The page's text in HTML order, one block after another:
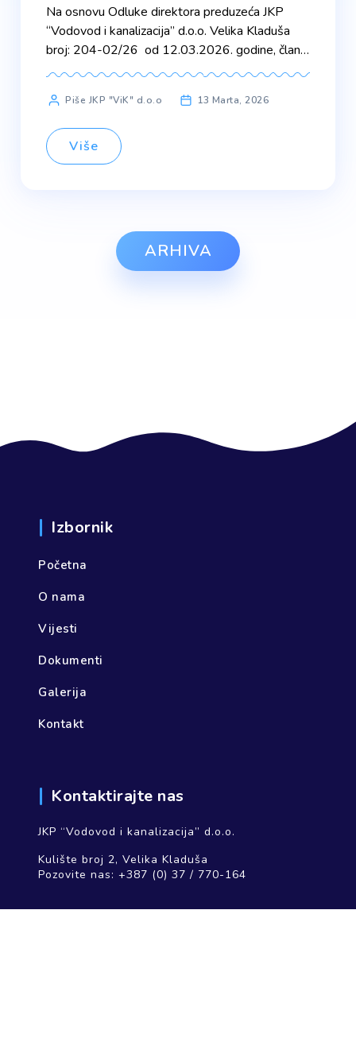
Na osnovu Odluke direktora preduzeća JKP
“Vodovod i kanalizacija” d.o.o. Velika Kladuša
broj: 204-02/26 od 12.03.2026. godine, člana
4. i člana 20. Pravilnika o radu JKP „Vodovod i
odrebama člana 37. Statuta JKP “Vodovod i
kanalizacija” d.o.o. Velika Kladuša, direktor
preduzeća raspisuje: K O N K U […]
Piše JKP "ViK" d.o.o 13 Marta, 2026
Više
ARHIVA
Izbornik
Početna
O nama
Vijesti
Dokumenti
Galerija
Kontakt
Kontaktirajte nas
JKP “Vodovod i kanalizacija” d.o.o.
Kulište broj 2, Velika Kladuša
Pozovite nas: +387 (0) 37 / 770-164